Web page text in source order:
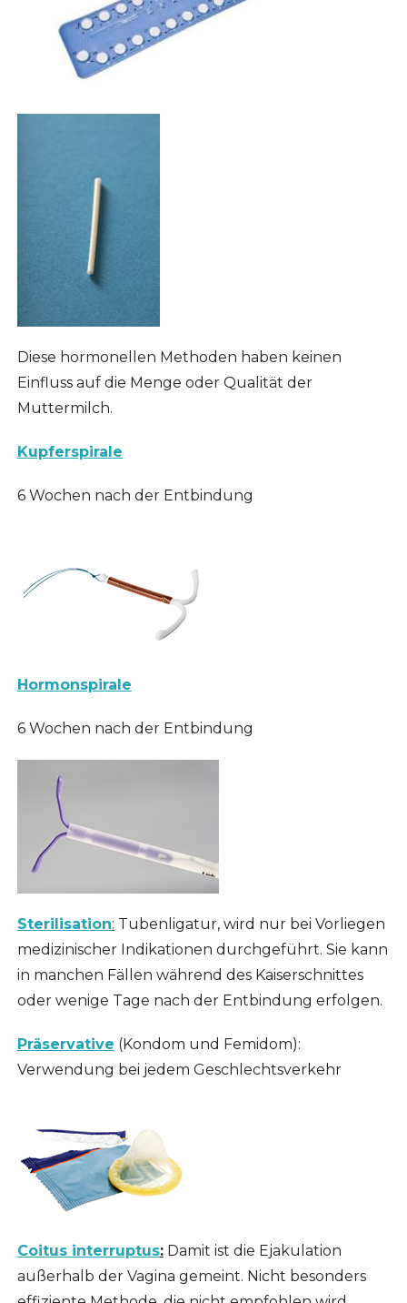
Diese hormonellen Methoden haben keinen
Einfluss auf die Menge oder Qualität der
Muttermilch.
Kupferspirale
6 Wochen nach der Entbindung
Hormonspirale
6 Wochen nach der Entbindung
Sterilisation: Tubenligatur, wird nur bei Vorliegen
medizinischer Indikationen durchgeführt. Sie kann
in manchen Fällen während des Kaiserschnittes
oder wenige Tage nach der Entbindung erfolgen.
Präservative (Kondom und Femidom):
Verwendung bei jedem Geschlechtsverkehr
Coitus interruptus:Damit ist die Ejakulation
außerhalb der Vagina gemeint. Nicht besonders